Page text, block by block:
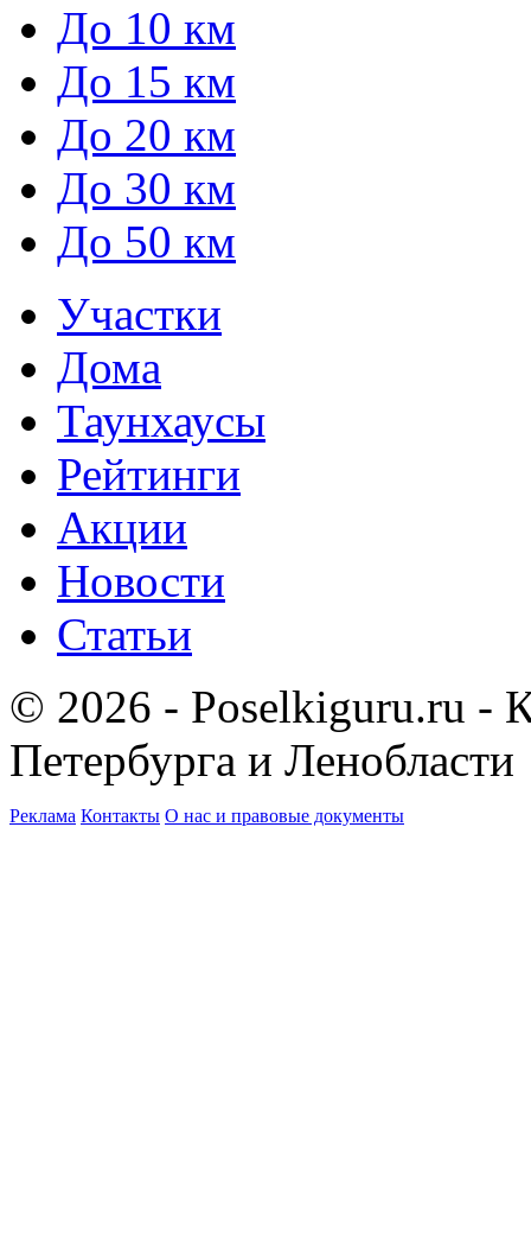
До 10 км
До 15 км
До 20 км
До 30 км
До 50 км
Участки
Дома
Таунхаусы
Рейтинги
Акции
Новости
Статьи
© 2026 - Poselkiguru.ru -
Петербурга и Ленобласти
Реклама Контакты О нас и правовые документы